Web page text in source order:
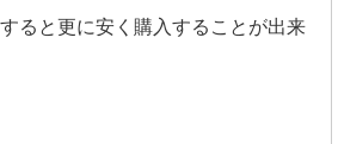
ると更に安く購入することが出来